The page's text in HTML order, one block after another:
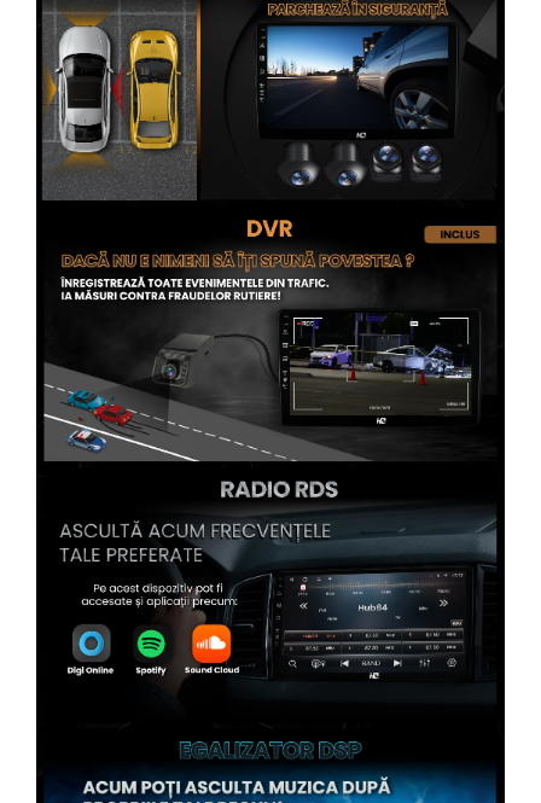
Conectică Skoda
Conectică Honda
Conectică BMW
Conectică BMW
Conectică Chevrolet
Conectică Renault
Conectică Kia
Conectică Mitsubishi
Conectică Seat
Conectică Porsche
Conectică Daihatsu